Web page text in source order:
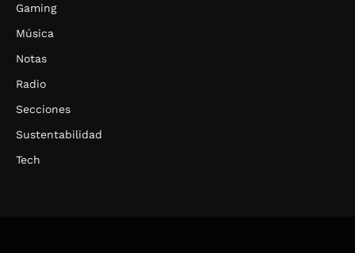
Gaming
Música
Notas
Radio
Secciones
Sustentabilidad
Tech